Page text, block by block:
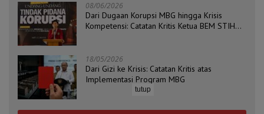
08/06/2026
Dari Dugaan Korupsi MBG hingga Krisis
Kompetensi: Catatan Kritis Ketua BEM STIH
18/05/2026
Dari Gizi ke Krisis: Catatan Kritis atas
Implementasi Program MBG
tutup